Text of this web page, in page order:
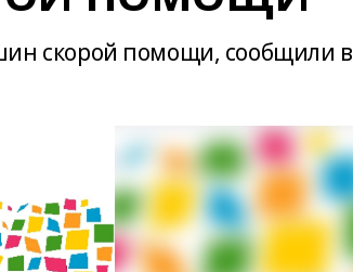
скорой помощи, сообщили в